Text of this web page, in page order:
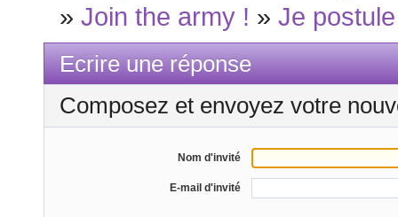
»Join the army ! »Je
Ecrire une réponse
Composez et envoyez votre
Nom d'invité
E-mail d'invité